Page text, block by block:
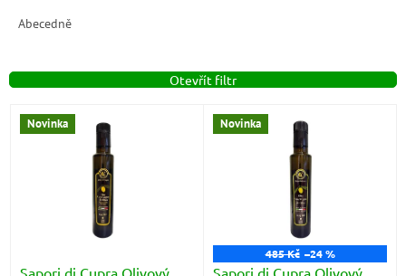
p
Abecedně
Otevřít filtr
Novinka
Sapori di Cupra Olivový
Novinka
485 Kč –24 %
Sapori di Cupra Olivový